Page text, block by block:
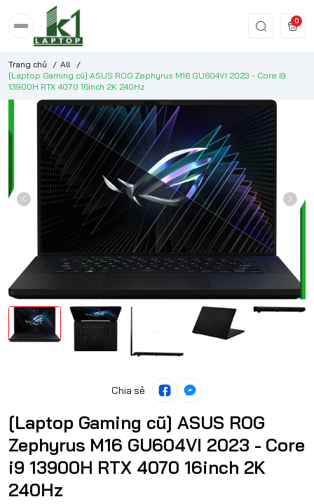
0
Trang chủ / All
/
[Laptop Gaming cũ] ASUS ROG Zephyrus M16 GU604VI 2023 - Core i9
13900H RTX 4070 16inch 2K 240Hz
Chia sẻ
[Laptop Gaming cũ] ASUS ROG
Zephyrus M16 GU604VI 2023 - Core
i9 13900H RTX 4070 16inch 2K
240Hz